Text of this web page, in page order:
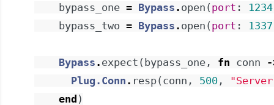
bypass_one = Bypass . open ( port : 1234
bypass_two = Bypass . open ( port : 1337
Bypass . expect ( bypass_one , fn conn
-
Plug.Conn . resp( conn , 500 ,
end )